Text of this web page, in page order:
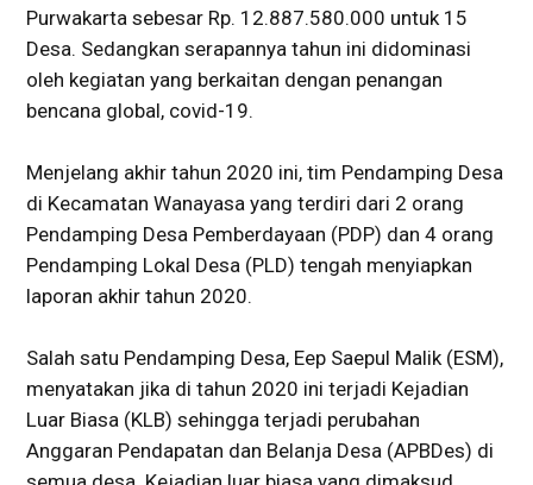
Purwakarta sebesar Rp. 12.887.580.000 untuk 15
Desa. Sedangkan serapannya tahun ini didominasi
oleh kegiatan yang berkaitan dengan penangan
bencana global, covid-19.
Menjelang akhir tahun 2020 ini, tim Pendamping Desa
di Kecamatan Wanayasa yang terdiri dari 2 orang
Pendamping Desa Pemberdayaan (PDP) dan 4 orang
Pendamping Lokal Desa (PLD) tengah menyiapkan
laporan akhir tahun 2020.
Salah satu Pendamping Desa, Eep Saepul Malik (ESM),
menyatakan jika di tahun 2020 ini terjadi Kejadian
Luar Biasa (KLB) sehingga terjadi perubahan
Anggaran Pendapatan dan Belanja Desa (APBDes) di